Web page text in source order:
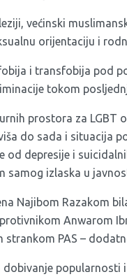
većinski
orijentaciju i
i transfobija pod
tokom
prostora za LGBT
do sada i situacija
od depresije i
samog izlaska u
Najibom Razakom
Anwarom
strankom PAS –
popularnosti